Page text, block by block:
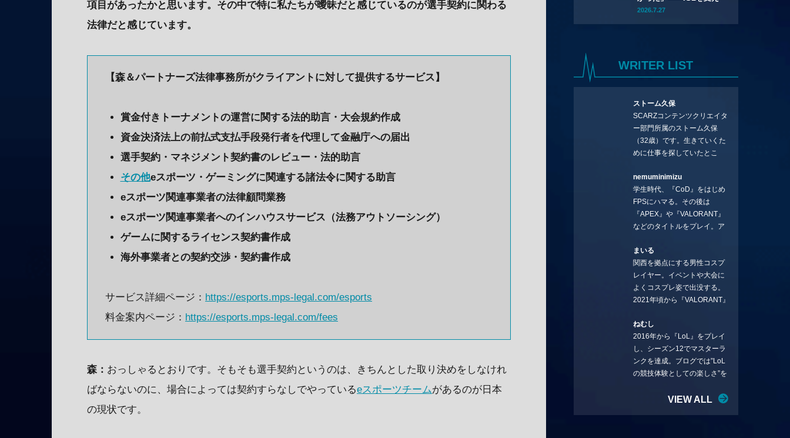
項目があったかと思います。その中で特に私たちが曖昧だと感じているのが選手契約に関わる
法律だと感じています。
【森＆パートナーズ法律事務所がクライアントに対して提供するサービス】
賞金付きトーナメントの運営に関する法的助言・大会規約作成
資金決済法上の前払式支払手段発行者を代理して金融庁への届出
選手契約・マネジメント契約書のレビュー・法的助言
その他eスポーツ・ゲーミングに関連する諸法令に関する助言
eスポーツ関連事業者の法律顧問業務
eスポーツ関連事業者へのインハウスサービス（法務アウトソーシング）
ゲームに関するライセンス契約書作成
海外事業者との契約交渉・契約書作成
サービス詳細ページ： https://esports.mps-legal.com/esports
料金案内ページ： https://esports.mps-legal.com/fees
森： おっしゃるとおりです。そもそも選手契約というのは、きちんとした取り決めをしなけれ
ばならないのに、場合によっては契約すらなしでやっているeスポーツチームがあるのが日本
の現状です。
たYuran、そして全員で
2026.7.27
WRITER LIST
ストーム久保
SCARZコンテンツクリエイタ
ー部門所属のストーム久保
（32歳）です。生きていくた
めに仕事を探していたとこ
コラムを連載させてもらえる
ことになりました。言いたい
ことを言っていきます。X：
https://x.com/stormKUBO
YouTube：
rmKUBO
nemuminimizu
学生時代、『CoD』をはじめ
FPSにハマる。その後は
『APEX』や『VALORANT』
などのタイトルをプレイ。ア
BGMなどを手掛ける作曲家と
フリーランスのライターの二
足の草鞋を履いて幅広く活動
中。無類のラーメン好き！
Twitter:@ongakucas
まいる
関西を拠点にする男性コスプ
レイヤー。イベントや大会に
よくコスプレ姿で出没する。
2021年頃から『VALORANT』
続ける。現在の推しチームは
「CREST GAMING」。X：
@mlunias（Photo by
Subaru.F.）
ねむし
2016年から『LoL』をプレイ
し、シーズン12でマスターラ
ンクを達成。ブログでは”LoL
の競技体験としての楽しさ”を
リーを愛し、元ADCメイン
VIEW ALL